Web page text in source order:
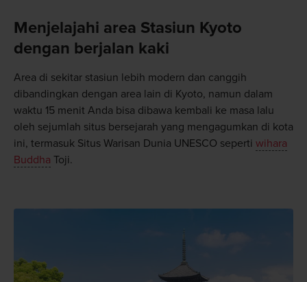
Menjelajahi area Stasiun Kyoto
dengan berjalan kaki
Area di sekitar stasiun lebih modern dan canggih
dibandingkan dengan area lain di Kyoto, namun dalam
waktu 15 menit Anda bisa dibawa kembali ke masa lalu
oleh sejumlah situs bersejarah yang mengagumkan di kota
ini, termasuk Situs Warisan Dunia UNESCO seperti wihara
Buddha Toji.